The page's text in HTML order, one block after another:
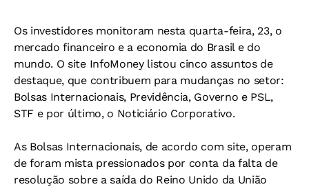
Os investidores monitoram nesta quarta-feira, 23, o
mercado financeiro e a economia do Brasil e do
mundo. O site InfoMoney listou cinco assuntos de
destaque, que contribuem para mudanças no setor:
Bolsas Internacionais, Previdência, Governo e PSL,
STF e por último, o Noticiário Corporativo.
As Bolsas Internacionais, de acordo com site, operam
de foram mista pressionados por conta da falta de
resolução sobre a saída do Reino Unido da União